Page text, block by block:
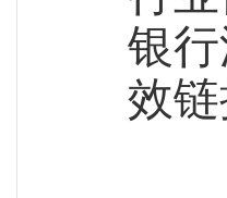
银
效